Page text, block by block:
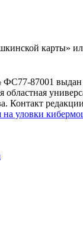
карты»
87001 выдан
Контакт
на уловки